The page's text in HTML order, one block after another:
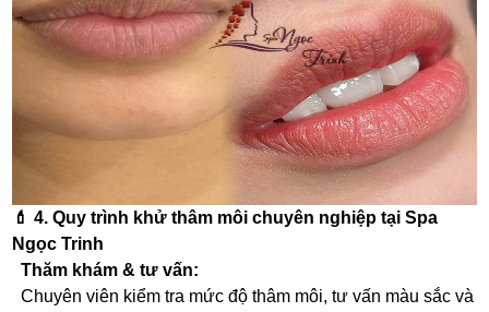
💄4. Quy trình khử thâm môi chuyên nghiệp tại Spa
Ngọc Trinh
Thăm khám & tư vấn:
Chuyên viên kiểm tra mức độ thâm môi, tư vấn màu sắc và